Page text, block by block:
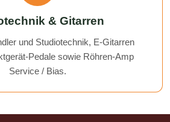
& Gitarren
und Studiotechnik, E-Gitarren
Pedale sowie Röhren-Amp
Service / Bias.